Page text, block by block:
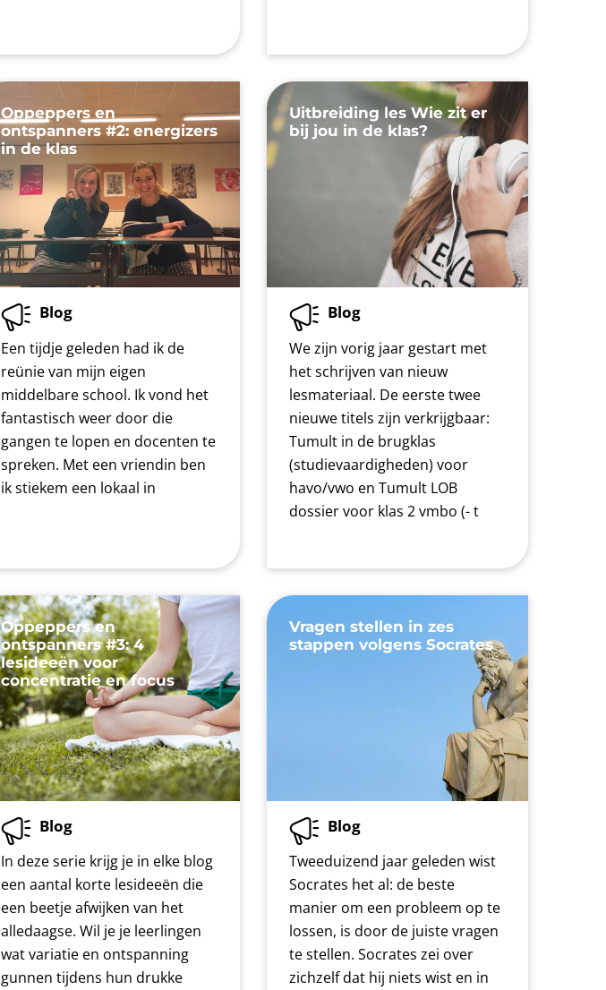
Oppeppers en
ontspanners #2: energizers
in de klas
Blog
Een tijdje geleden had ik de
reünie van mijn eigen
middelbare school. Ik vond het
fantastisch weer door die
gangen te lopen en docenten te
spreken. Met een vriendin ben
ik stiekem een lokaal in
Uitbreiding les Wie zit er
bij jou in de klas?
Blog
We zijn vorig jaar gestart met
het schrijven van nieuw
lesmateriaal. De eerste twee
nieuwe titels zijn verkrijgbaar:
Tumult in de brugklas
(studievaardigheden) voor
havo/vwo en Tumult LOB
dossier voor klas 2 vmbo (- t
Oppeppers en
ontspanners #3: 4
lesideeën voor
concentratie en focus
Blog
In deze serie krijg je in elke blog
een aantal korte lesideeën die
een beetje afwijken van het
alledaagse. Wil je je leerlingen
wat variatie en ontspanning
gunnen tijdens hun drukke
Vragen stellen in zes
stappen volgens Socrates
Blog
Tweeduizend jaar geleden wist
Socrates het al: de beste
manier om een probleem op te
lossen, is door de juiste vragen
te stellen. Socrates zei over
zichzelf dat hij niets wist en in